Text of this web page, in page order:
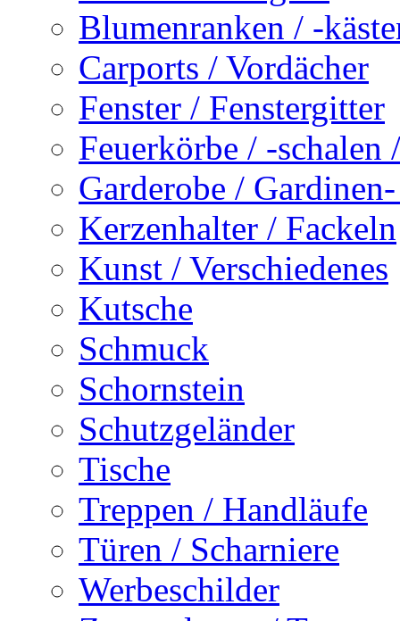
Blumenranken / -
Carports / Vordächer
Fenster / Fenstergitter
Feuerkörbe / -
Garderobe /
Kerzenhalter / Fackeln
Kunst / Verschiedenes
Kutsche
Schmuck
Schornstein
Schutzgeländer
Tische
Treppen / Handläufe
Türen / Scharniere
Werbeschilder